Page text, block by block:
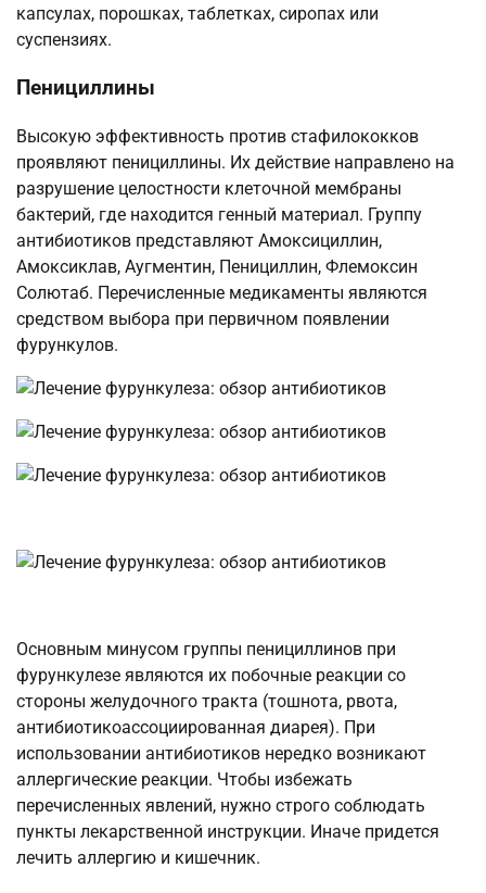
капсулах, порошках, таблетках, сиропах или
суспензиях.
Пенициллины
Высокую эффективность против стафилококков
проявляют пенициллины. Их действие направлено на
разрушение целостности клеточной мембраны
бактерий, где находится генный материал. Группу
антибиотиков представляют Амоксициллин,
Амоксиклав, Аугментин, Пенициллин, Флемоксин
Солютаб. Перечисленные медикаменты являются
средством выбора при первичном появлении
фурункулов.
Основным минусом группы пенициллинов при
фурункулезе являются их побочные реакции со
стороны желудочного тракта (тошнота, рвота,
антибиотикоассоциированная диарея). При
использовании антибиотиков нередко возникают
аллергические реакции. Чтобы избежать
перечисленных явлений, нужно строго соблюдать
пункты лекарственной инструкции. Иначе придется
лечить аллергию и кишечник.